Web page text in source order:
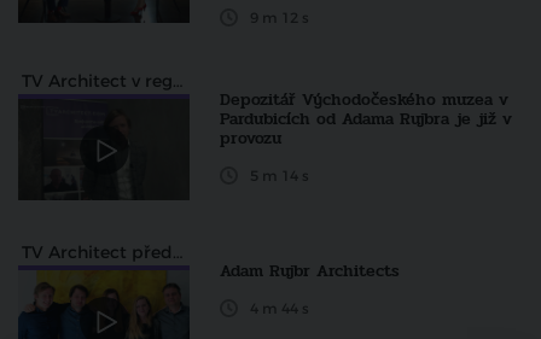
9 m 12 s
TV Architect v regionech
Depozitář Východočeského muzea v
Pardubicích od Adama Rujbra je již v
provozu
5 m 14 s
TV Architect představuje
Adam Rujbr Architects
4 m 44 s